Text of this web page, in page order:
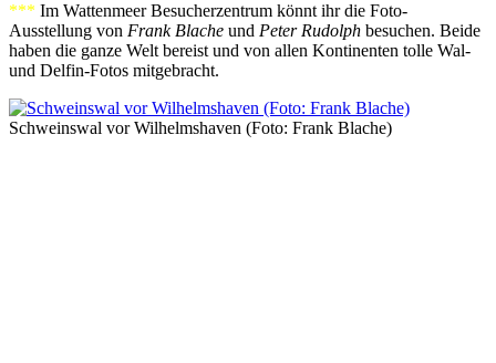
*** Im Wattenmeer Besucherzentrum könnt ihr die Foto-
Ausstellung von Frank Blache und Peter Rudolph besuchen. Beide
haben die ganze Welt bereist und von allen Kontinenten tolle Wal-
und Delfin-Fotos mitgebracht.
Schweinswal vor Wilhelmshaven (Foto: Frank Blache)